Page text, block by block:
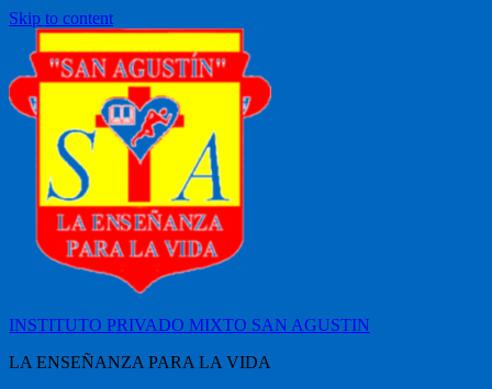
Skip to content
INSTITUTO PRIVADO MIXTO SAN AGUSTIN
LA ENSEÑANZA PARA LA VIDA